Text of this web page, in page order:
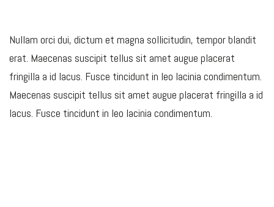
Nullam orci dui, dictum et magna sollicitudin, tempor blandit
erat. Maecenas suscipit tellus sit amet augue placerat
fringilla a id lacus. Fusce tincidunt in leo lacinia condimentum.
Maecenas suscipit tellus sit amet augue placerat fringilla a id
lacus. Fusce tincidunt in leo lacinia condimentum.